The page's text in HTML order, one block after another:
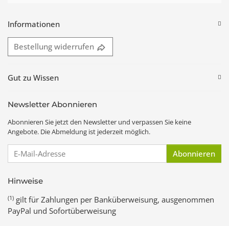
Informationen
Bestellung widerrufen
Gut zu Wissen
Newsletter Abonnieren
Abonnieren Sie jetzt den Newsletter und verpassen Sie keine
Angebote. Die Abmeldung ist jederzeit möglich.
E-Mail-Adresse Abonnieren
Hinweise
(1) gilt für Zahlungen per Banküberweisung, ausgenommen
PayPal und Sofortüberweisung